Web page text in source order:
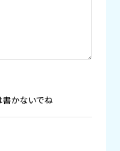
書かないでね